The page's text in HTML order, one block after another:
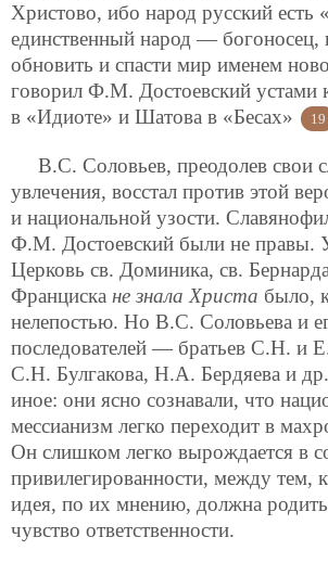
Христово, ибо народ русский есть
единственный народ —
обновить и спасти мир именем
говорил Ф.М. Достоевский
в «Идиоте» и Шатова в «Бесах»
19
В.С. Соловьев, преодолев свои
увлечения, восстал против этой
и национальной узости.
Ф.М. Достоевский были не правы.
Церковь св. Доминика, св.
Франциска не знала Христа было,
нелепостью. Но В.С. Соловьева и
последователей — братьев С.Н. и
С.Н. Булгакова, Н.А. Бердяева и
иное: они ясно сознавали, что
мессианизм легко переходит в
Он слишком легко вырождается в
привилегированности, между тем,
идея, по их мнению, должна
чувство ответственности.